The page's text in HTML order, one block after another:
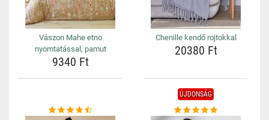
Vászon Mahe etno
nyomtatással, pamut
9340 Ft
Chenille kendő rojtokkal
20380 Ft
ÚJDONSÁG